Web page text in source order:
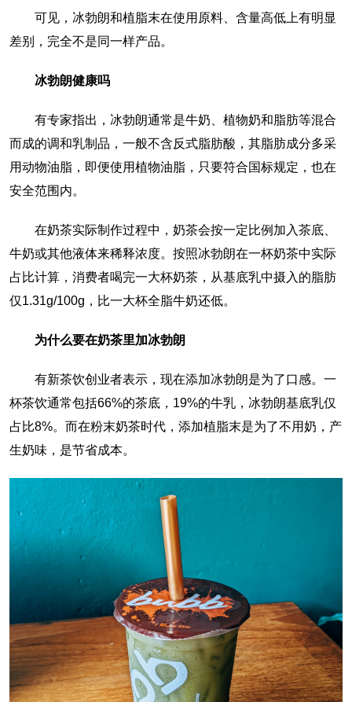
可见，冰勃朗和植脂末在使用原料、含量高低上有明显
差别，完全不是同一样产品。
冰勃朗健康吗
有专家指出，冰勃朗通常是牛奶、植物奶和脂肪等混合
而成的调和乳制品，一般不含反式脂肪酸，其脂肪成分多采
用动物油脂，即便使用植物油脂，只要符合国标规定，也在
安全范围内。
在奶茶实际制作过程中，奶茶会按一定比例加入茶底、
牛奶或其他液体来稀释浓度。按照冰勃朗在一杯奶茶中实际
占比计算，消费者喝完一大杯奶茶，从基底乳中摄入的脂肪
仅1.31g/100g，比一大杯全脂牛奶还低。
为什么要在奶茶里加冰勃朗
有新茶饮创业者表示，现在添加冰勃朗是为了口感。一
杯茶饮通常包括66%的茶底，19%的牛乳，冰勃朗基底乳仅
占比8%。而在粉末奶茶时代，添加植脂末是为了不用奶，产
生奶味，是节省成本。